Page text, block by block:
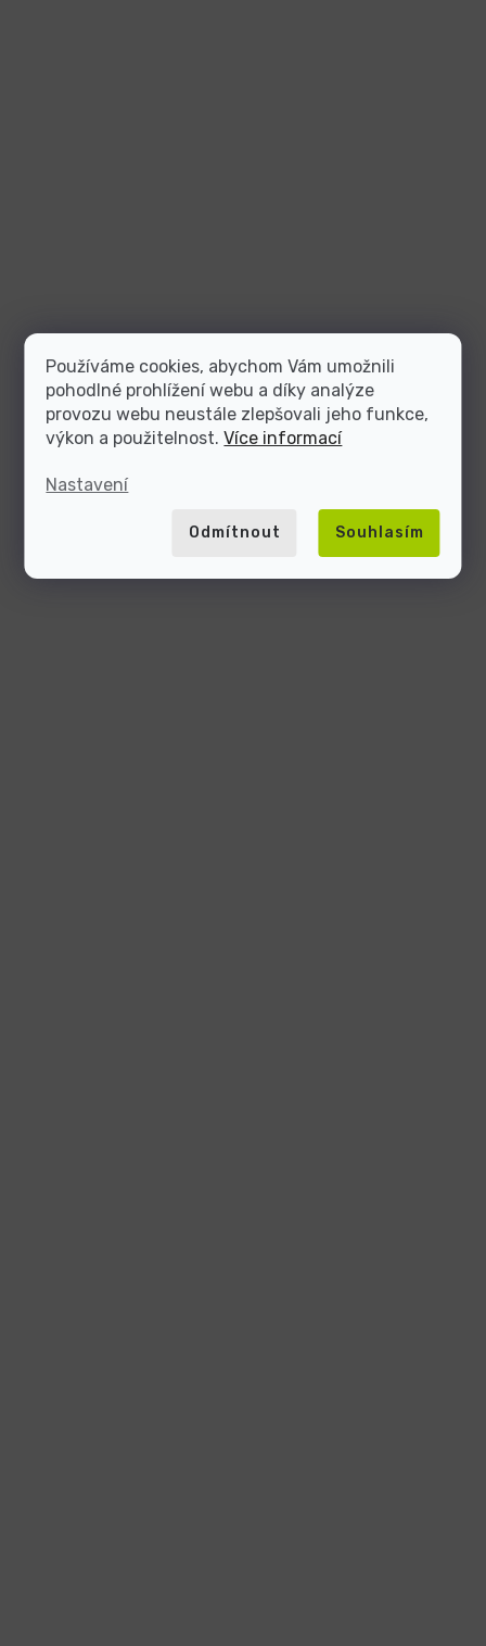
Používáme cookies, abychom Vám umožnili
pohodlné prohlížení webu a díky analýze
provozu webu neustále zlepšovali jeho funkce,
výkon a použitelnost.Více informací
Nastavení
Odmítnout Souhlasím